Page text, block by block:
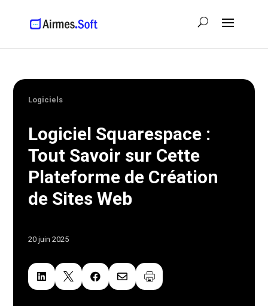
Logiciels
Logiciel Squarespace :
Tout Savoir sur Cette
Plateforme de Création
de Sites Web
20 juin 2025
   